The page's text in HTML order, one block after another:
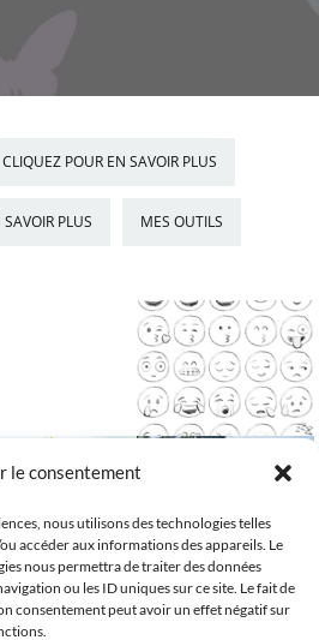
le consentement
nous utilisons des technologies telles
accéder aux informations des appareils. Le
nous permettra de traiter des données
ou les ID uniques sur ce site. Le fait de
consentement peut avoir un effet négatif sur
CLIQUEZ POUR EN SAVOIR PLUS
PLUS MES OUTILS